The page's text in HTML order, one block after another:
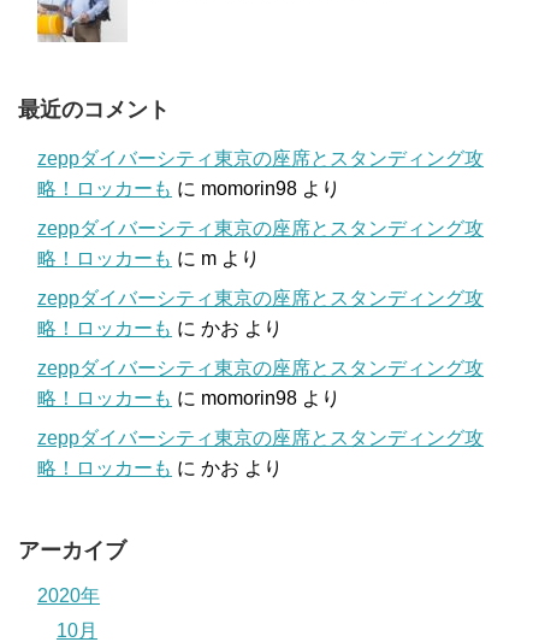
最近のコメント
zeppダイバーシティ東京の座席とスタンディング攻
略！ロッカーも に momorin98 より
zeppダイバーシティ東京の座席とスタンディング攻
略！ロッカーも に m より
zeppダイバーシティ東京の座席とスタンディング攻
略！ロッカーも に かお より
zeppダイバーシティ東京の座席とスタンディング攻
略！ロッカーも に momorin98 より
zeppダイバーシティ東京の座席とスタンディング攻
略！ロッカーも に かお より
アーカイブ
2020年
10月